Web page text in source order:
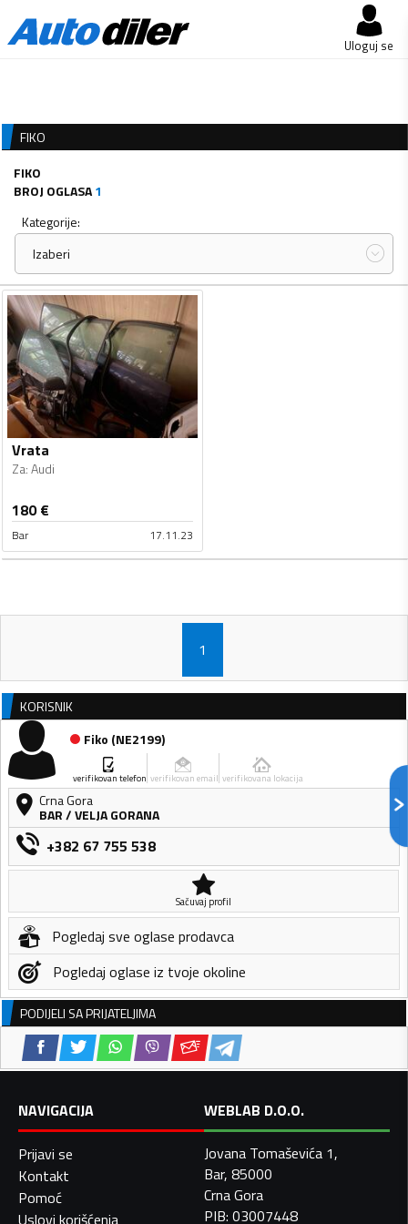
Uloguj se
FIKO
FIKO
BROJ OGLASA1
Kategorije:
Izaberi
Vrata
Za:Audi
180€
Bar 17.11.23
1
KORISNIK
Fiko (NE2199)
verifikovan telefon verifikovan email verifikovana lokacija
Crna Gora
BAR/VELJA GORANA
+382 67 755 538
Sačuvaj profil
Pogledaj sve oglase prodavca
Pogledaj oglase iz tvoje okoline
PODIJELI SA PRIJATELJIMA
NAVIGACIJA
Prijavi se
Kontakt
Pomoć
WEBLAB D.O.O.
Jovana Tomaševića 1,
Bar, 85000
Crna Gora
PIB: 03007448